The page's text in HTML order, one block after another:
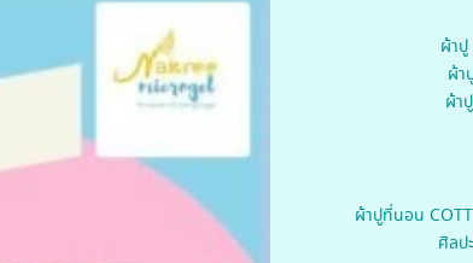
ผ้า
ผ้า
ผ้า
ผ้าปูที่นอน
ศิลป